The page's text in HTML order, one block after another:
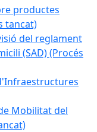
productes
tancat)
del reglament
(SAD) (Procés
Mobilitat del